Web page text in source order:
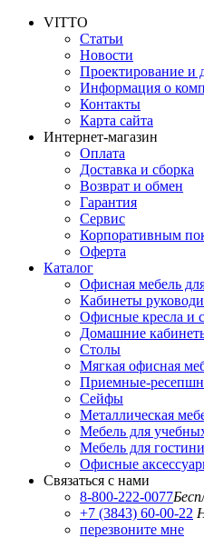
VITTO
Статьи
Новости
Проектирование и
Информация о
Контакты
Карта сайта
Интернет-магазин
Оплата
Доставка и сборка
Возврат и обмен
Гарантия
Сервис
Корпоративным
Оферта
Каталог
Офисная мебель
Кабинеты
Офисные кресла и
Домашние
Столы
Мягкая офисная
Приемные-ресепшн
Сейфы
Металлическая
Мебель для
Мебель для
Офисные
Связаться с нами
8-800-222-0077
+7 (3843) 60-00-22
перезвоните мне